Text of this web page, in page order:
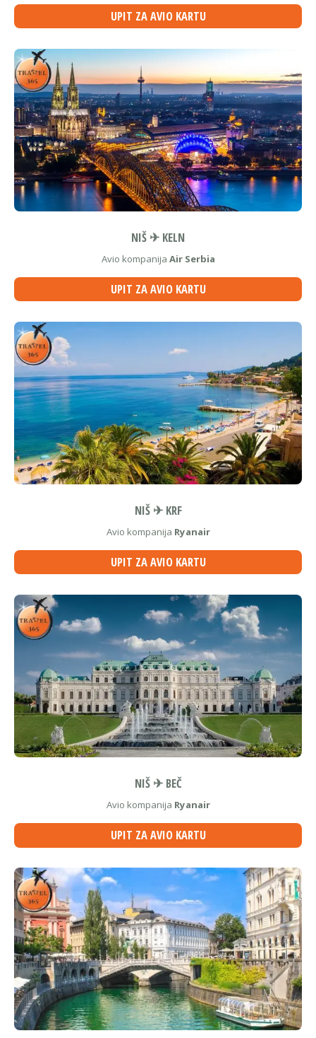
UPIT ZA AVIO KARTU
NIŠ ✈ KELN
Avio kompanija Air Serbia
UPIT ZA AVIO KARTU
NIŠ ✈ KRF
Avio kompanija Ryanair
UPIT ZA AVIO KARTU
NIŠ ✈ BEČ
Avio kompanija Ryanair
UPIT ZA AVIO KARTU